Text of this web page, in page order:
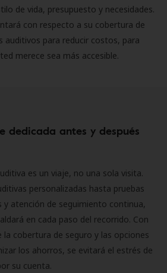
de vida, presupuesto y necesidades.
con respecto a su cobertura de
auditivos para reducir costos, para
merece sea más accesible.
dedicada antes y después
es un viaje, no una sola visita.
personalizadas hasta pruebas
y atención de seguimiento continua,
en cada paso del recorrido. Con
cobertura de seguro y las opciones
los ahorros, se evitará el estrés de
su cuenta.